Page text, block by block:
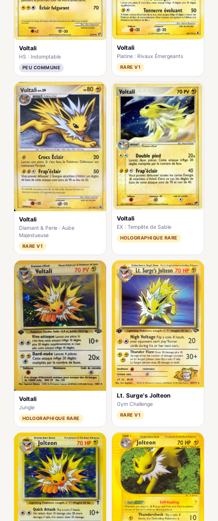
Voltali
HS : Indomptable
PEU COMMUNE
Voltali
Platine : Rivaux Émergeants
RARE V1
Voltali
Diamant & Perle : Aube
Majestueuse
RARE V1
Voltali
EX : Tempête de Sable
HOLOGRAPHIQUE RARE
Voltali
Jungle
HOLOGRAPHIQUE RARE
Lt. Surge's Jolteon
Gym Challenge
RARE V1